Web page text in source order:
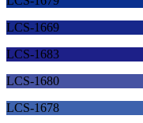
LCS-1669
LCS-1683
LCS-1680
LCS-1678